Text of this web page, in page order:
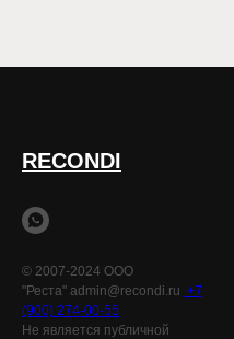
RECONDI
© 2007-2024 ООО
"Реста" admin@recondi.ru +7
(900) 274-00-55
Не является публичной